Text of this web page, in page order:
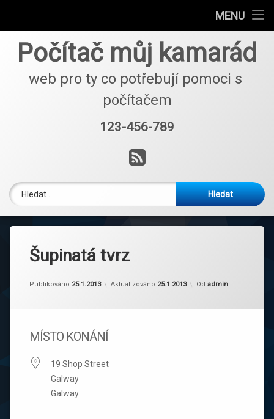
MENU
Platby a provoz
Kontakty
obsahuPočítač můj kamarád
web pro ty co potřebují pomoci s
počítačem
123-456-789
RSS
Vyhledávání
Šupinatá tvrz
Publikováno 25.1.2013 Aktualizováno 25.1.2013 Od admin
MÍSTO KONÁNÍ
19 Shop Street
Galway
Galway